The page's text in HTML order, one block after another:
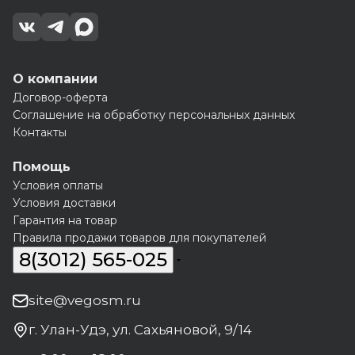
О компании
Договор-оферта
Соглашение на обработку персональных данных
Контакты
Помощь
Условия оплаты
Условия доставки
Гарантия на товар
Правила продажи товаров для покупателей
8(3012) 565-025
site@vegosm.ru
г. Улан-Удэ, ул. Сахьяновой, 9/14